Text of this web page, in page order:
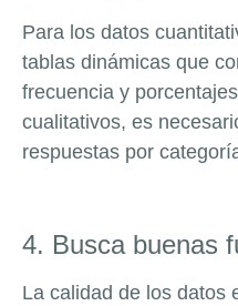
Para los datos
tablas dinámicas que
frecuencia y
cualitativos, es
respuestas por
4. Busca buenas
La calidad de los datos